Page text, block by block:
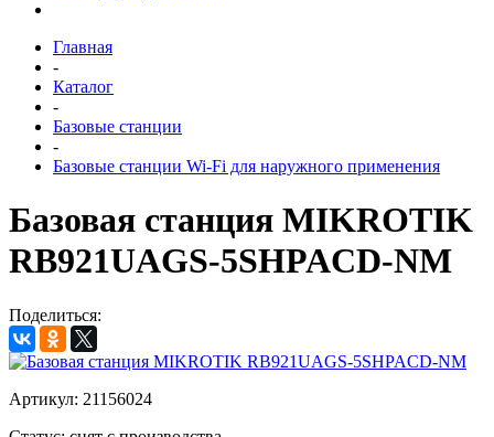
Главная
-
Каталог
-
Базовые станции
-
Базовые станции Wi-Fi для наружного применения
Базовая станция MIKROTIK
RB921UAGS-5SHPACD-NM
Поделиться:
Артикул: 21156024